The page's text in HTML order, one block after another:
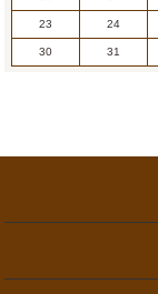
23 24
30 31